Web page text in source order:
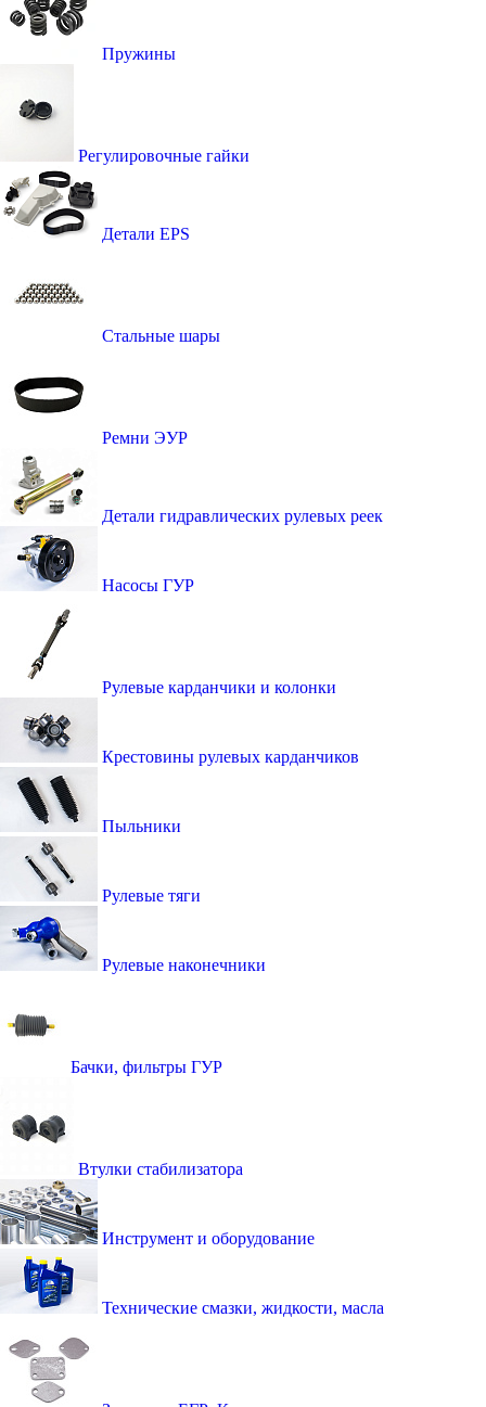
Пружины
Регулировочные гайки
Детали EPS
Стальные шары
Ремни ЭУР
Детали гидравлических рулевых реек
Насосы ГУР
Рулевые карданчики и колонки
Крестовины рулевых карданчиков
Пыльники
Рулевые тяги
Рулевые наконечники
Бачки, фильтры ГУР
Втулки стабилизатора
Инструмент и оборудование
Технические смазки, жидкости, масла